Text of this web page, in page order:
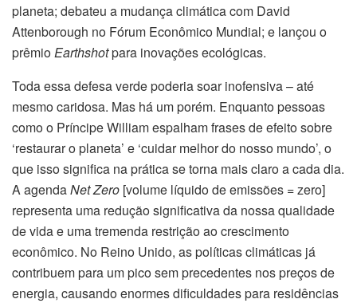
planeta; debateu a mudança climática com David
Attenborough no Fórum Econômico Mundial; e lançou o
prêmioEarthshotpara inovações ecológicas.
Toda essa defesa verde poderia soar inofensiva – até
mesmo caridosa. Mas há um porém. Enquanto pessoas
como o Príncipe William espalham frases de efeito sobre
‘restaurar o planeta’ e ‘cuidar melhor do nosso mundo’, o
que isso significa na prática se torna mais claro a cada dia.
A agendaNet Zero [volume líquido de emissões = zero]
representa uma redução significativa da nossa qualidade
de vida e uma tremenda restrição ao crescimento
econômico. No Reino Unido, as políticas climáticas já
contribuem para um pico sem precedentes nos preços de
energia, causando enormes dificuldades para residências